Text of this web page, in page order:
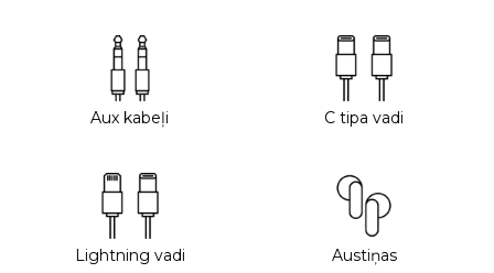
Aux kabeļi C tipa vadi
Lightning vadi Austiņas